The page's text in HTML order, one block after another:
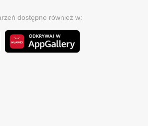
dostępne również w: